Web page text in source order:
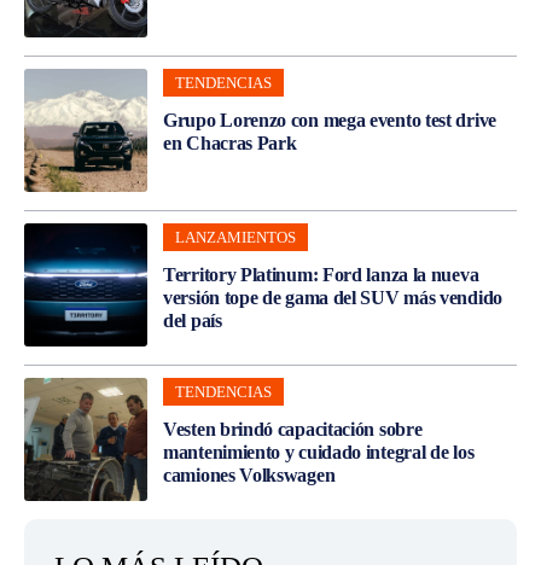
TENDENCIAS
Grupo Lorenzo con mega evento test drive
en Chacras Park
LANZAMIENTOS
Territory Platinum: Ford lanza la nueva
versión tope de gama del SUV más vendido
del país
TENDENCIAS
Vesten brindó capacitación sobre
mantenimiento y cuidado integral de los
camiones Volkswagen